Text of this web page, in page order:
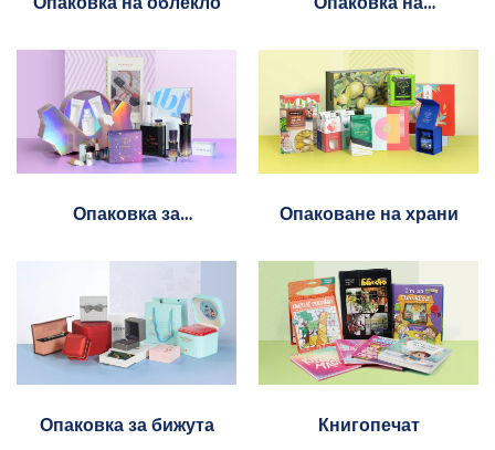
Опаковка за
Опаковане на храни
Опаковка за бижута Книгопечат